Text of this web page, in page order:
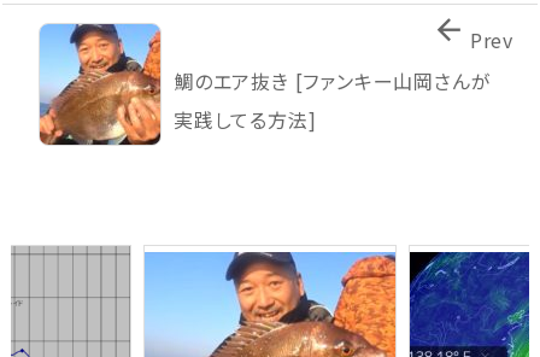
鯛のエア抜き [ファンキー山岡さんが
実践してる方法]
 Prev